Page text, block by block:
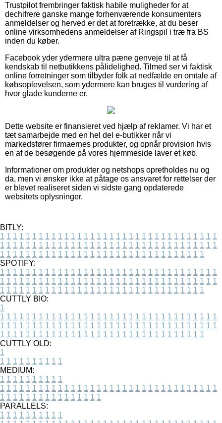
Trustpilot frembringer faktisk habile muligheder for at
dechifrere ganske mange forhenværende konsumenters
anmeldelser og herved er det at foretrække, at du beser
online virksomhedens anmeldelser af Ringspil i træ fra BS
inden du køber.
Facebook yder ydermere ultra pæne genveje til at få
kendskab til netbutikkens pålidelighed. Tilmed ser vi faktisk
online forretninger som tilbyder folk at nedfælde en omtale af
købsoplevelsen, som ydermere kan bruges til vurdering af
hvor glade kunderne er.
Dette website er finansieret ved hjælp af reklamer. Vi har et
tæt samarbejde med en hel del e-butikker når vi
markedsfører firmaernes produkter, og opnår provision hvis
en af de besøgende på vores hjemmeside laver et køb.
Informationer om produkter og netshops opretholdes nu og
da, men vi ønsker ikke at påtage os ansvaret for rettelser der
er blevet realiseret siden vi sidste gang opdaterede
websitets oplysninger.
BITLY:
1 1 1 1 1 1 1 1 1 1 1 1 1 1 1 1 1 1 1 1 1 1 1 1 1 1 1 1 1 1 1 1 1 1
1 1 1 1 1 1 1 1 1 1 1 1 1 1 1 1 1 1 1 1 1 1 1 1 1 1 1 1 1 1 1 1 1 1
1 1 1 1 1 1 1 1 1 1 1 1 1 1 1 1 1 1 1 1 1 1 1 1 1 1 1 1 1 1 1 1
SPOTIFY:
1 1 1 1 1 1 1 1 1 1 1 1 1 1 1 1 1 1 1 1 1 1 1 1 1 1 1 1 1 1 1 1 1 1
1 1 1 1 1 1 1 1 1 1 1 1 1 1 1 1 1 1 1 1 1 1 1 1 1 1 1 1 1 1 1 1 1 1
1 1 1 1 1 1 1 1 1 1 1 1 1 1 1 1 1 1 1 1 1 1 1 1 1 1 1 1 1 1 1 1
CUTTLY BIO:
1
1 1 1 1 1 1 1 1 1 1 1 1 1 1 1 1 1 1 1 1 1 1 1 1 1 1 1 1 1 1 1 1 1 1
1 1 1 1 1 1 1 1 1 1 1 1 1 1 1 1 1 1 1 1 1 1 1 1 1 1 1 1 1 1 1 1 1 1
1 1 1 1 1 1 1 1 1 1 1 1 1 1 1 1 1 1 1 1 1 1 1 1 1 1 1 1 1 1 1 1
CUTTLY OLD:
1
1 1 1 1 1 1 1 1 1 1
MEDIUM:
1 1 1 1 1 1 1 1 1 1
1 1 1 1 1 1 1 1 1 1 1 1 1 1 1 1 1 1 1 1 1 1 1 1 1 1 1 1 1 1 1 1 1 1
1 1 1 1 1 1 1 1 1 1 1 1 1 1 1 1
PARALLELS:
1 1 1 1 1 1 1 1 1 1